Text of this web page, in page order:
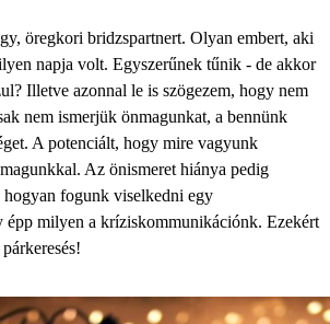
öregkori bridzspartnert. Olyan embert, aki
napja volt. Egyszerűnek tűnik - de akkor
Illetve azonnal le is szögezem, hogy nem
nem ismerjük önmagunkat, a bennünk
A potenciált, hogy mire vagyunk
Az önismeret hiánya pedig
fogunk viselkedni egy
épp milyen a kríziskommunikációnk. Ezekért